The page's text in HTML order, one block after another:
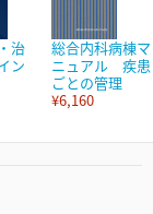
治
ン
総合内科病棟マ
ニュアル 疾患
ごとの管理
¥6,160